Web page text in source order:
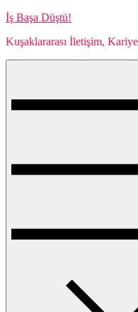
Skip
content
İş Başa Düştü!
Kuşaklararası İletişim,